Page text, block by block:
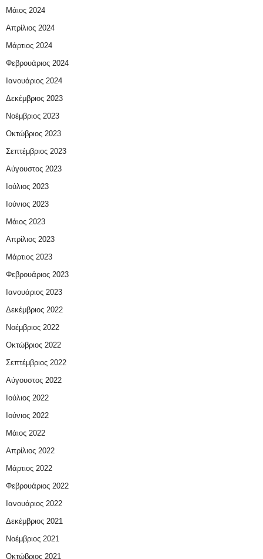
Μάιος 2024
Απρίλιος 2024
Μάρτιος 2024
Φεβρουάριος 2024
Ιανουάριος 2024
Δεκέμβριος 2023
Νοέμβριος 2023
Οκτώβριος 2023
Σεπτέμβριος 2023
Αύγουστος 2023
Ιούλιος 2023
Ιούνιος 2023
Μάιος 2023
Απρίλιος 2023
Μάρτιος 2023
Φεβρουάριος 2023
Ιανουάριος 2023
Δεκέμβριος 2022
Νοέμβριος 2022
Οκτώβριος 2022
Σεπτέμβριος 2022
Αύγουστος 2022
Ιούλιος 2022
Ιούνιος 2022
Μάιος 2022
Απρίλιος 2022
Μάρτιος 2022
Φεβρουάριος 2022
Ιανουάριος 2022
Δεκέμβριος 2021
Νοέμβριος 2021
Οκτώβριος 2021